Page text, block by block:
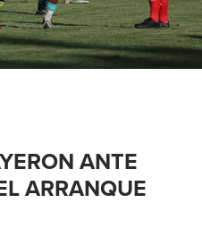
ANTE
ARRANQUE